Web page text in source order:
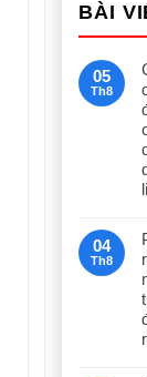
BÀI
05
Th8
04
Th8